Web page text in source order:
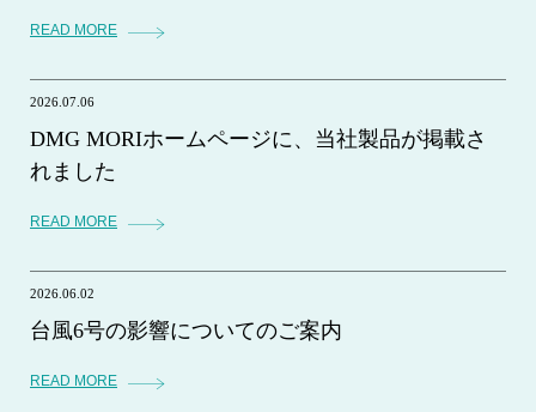
READ MORE
2026.07.06
DMG MORIホームページに、当社製品が掲載さ
れました
READ MORE
2026.06.02
台風6号の影響についてのご案内
READ MORE